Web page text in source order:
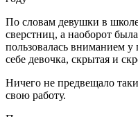
По словам девушки в
сверстниц, а наоборот
пользовалась вниманием
себе девочка, скрытая и
Ничего не предвещало
свою работу.